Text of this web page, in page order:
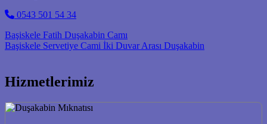
0543 501 54 34
Post navigation
Başiskele Fatih Duşakabin Camı
Başiskele Servetiye Cami İki Duvar Arası Duşakabin
Hizmetlerimiz